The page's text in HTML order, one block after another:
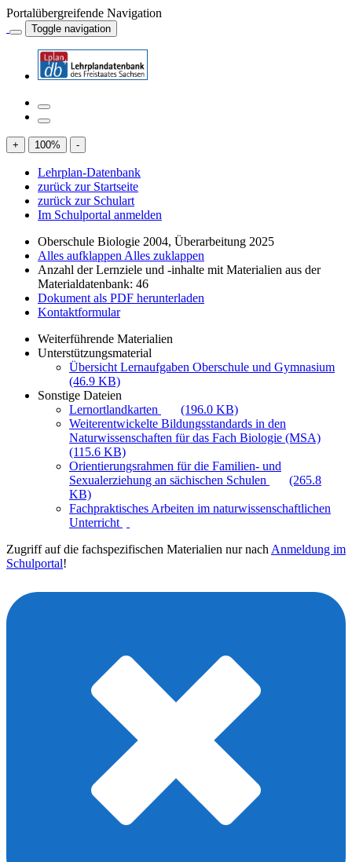
Portalübergreifende Navigation
Toggle navigation
+ 100% -
Lehrplan-Datenbank
zurück zur Startseite
zurück zur Schulart
Im Schulportal anmelden
Oberschule Biologie 2004, Überarbeitung 2025
Alles aufklappen Alles zuklappen
Anzahl der Lernziele und -inhalte mit Materialien aus der
Materialdatenbank: 46
Dokument als PDF herunterladen
Kontaktformular
Weiterführende Materialien
Unterstützungsmaterial
Übersicht Lernaufgaben Oberschule und Gymnasium
(46.9 KB)
Sonstige Dateien
Lernortlandkarten
(196.0 KB)
Weiterentwickelte Bildungsstandards in den
Naturwissenschaften für das Fach Biologie (MSA)
(115.6 KB)
Orientierungsrahmen für die Familien- und
Sexualerziehung an sächischen Schulen
(265.8
KB)
Fachpraktisches Arbeiten im naturwissenschaftlichen
Unterricht
Zugriff auf die fachspezifischen Materialien nur nach Anmeldung im
Schulportal!